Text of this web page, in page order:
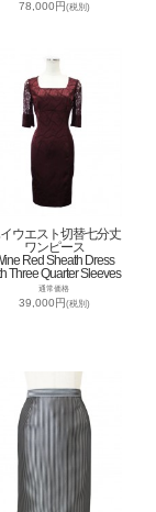
78,000円(税別)
ウエスト切替七分丈
ワンピース
Red Sheath Dress
Three Quarter Sleeves
通常価格
39,000円(税別)